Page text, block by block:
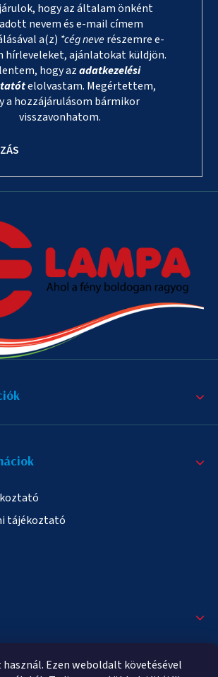
Ezen weboldalt követésével
hogy az általam önként
nevem és e-mail címem
a(z) *cég neverészemre e-
hírleveleket, ajánlatokat küldjön.
hogy azadatkezelési
elolvastam. Megértettem,
a hozzájárulásom bármikor
visszavonhatom.
tájékoztató